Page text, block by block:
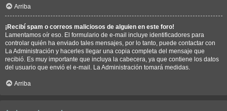
Arriba
¡Recibí spam o correos maliciosos de alguien en este foro!
Lamentamos oír eso. El formulario de e-mail incluye identificadores para
controlar quién ha enviado tales mensajes, por lo tanto, puede contactar con
La Administración y hacerles llegar una copia completa del mensaje que
recibió. Es muy importante que incluya la cabecera, ya que contiene los datos
del usuario que envió el e-mail. La Administración tomará medidas.
Arriba